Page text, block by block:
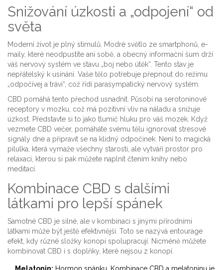
Snižování úzkosti a „odpojení“ od
světa
Moderní život je plný stimulů. Modré světlo ze smartphonů, e-
maily, které neodpustíte ani sobě, a obecný informační šum drží
váš nervový systém ve stavu „boj nebo útěk“. Tento stav je
nepřátelský k usínání. Vaše tělo potřebuje přepnout do režimu
„odpočívej a trávi“, což řídí parasympatický nervový systém.
CBD pomáhá tento přechod usnadnit. Působí na serotoninové
receptory v mozku, což má pozitivní vliv na náladu a snižuje
úzkost. Představte si to jako tlumič hluku pro váš mozek. Když
vezmete CBD večer, pomáháte svému tělu ignorovat stresové
signály dne a připravit se na klidný odpočinek. Není to magická
pilulka, která vymaže všechny starosti, ale vytváří prostor pro
relaxaci, kterou si pak můžete naplnit čtením knihy nebo
meditací.
Kombinace CBD s dalšími
látkami pro lepší spánek
Samotné CBD je silné, ale v kombinaci s jinými přírodními
látkami může být ještě efektivnější. Toto se nazývá entourage
efekt, kdy různé složky konopí spolupracují. Nicméně můžete
kombinovat CBD i s doplňky, které nejsou z konopí.